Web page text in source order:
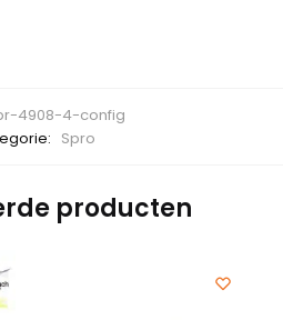
4908-4-config
Spro
producten